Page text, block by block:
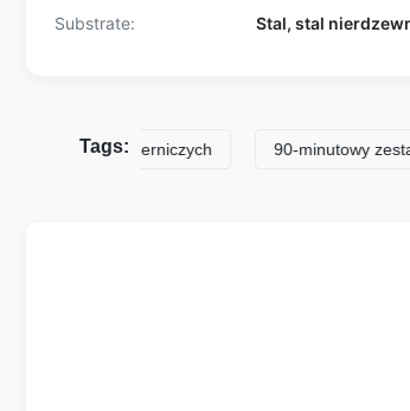
Substrate: Stal, stal
Tags:
linii lakierniczych 90-minutowy zestaw linii